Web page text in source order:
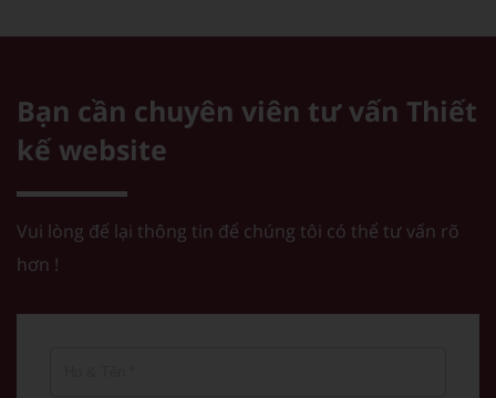
Bạn cần chuyên viên tư vấn Thiết
kế website
Vui lòng để lại thông tin để chúng tôi có thể tư vấn rõ
hơn !